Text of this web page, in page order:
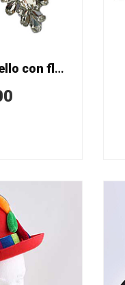
Adorno para el cabello con flores Mod. WHD-065